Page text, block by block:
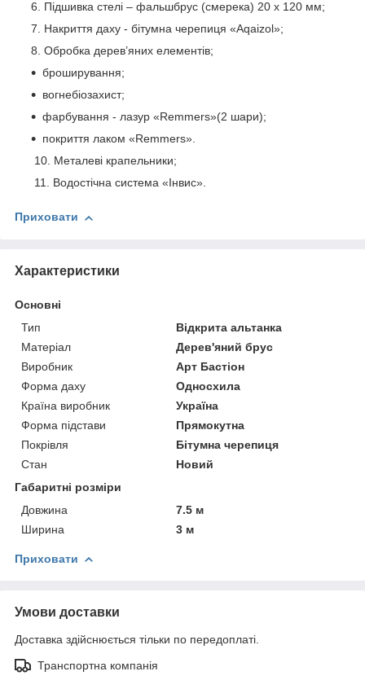
Підшивка стелі – фальшбрус (смерека) 20 х 120 мм;
Накриття даху - бітумна черепиця «Aqaizol»;
Обробка дерев’яних елементів;
броширування;
вогнебіозахист;
фарбування - лазур «Remmers»(2 шари);
покриття лаком «Remmers».
10. Металеві крапельники;
11. Водостічна система «Інвис».
Приховати
Характеристики
Основні
Тип
Відкрита альтанка
Матеріал
Дерев'яний брус
Виробник
Арт Бастіон
Форма даху
Односхила
Країна виробник
Україна
Форма підстави
Прямокутна
Покрівля
Бітумна черепиця
Стан
Новий
Габаритні розміри
Довжина
7.5 м
Ширина
3 м
Приховати
Умови доставки
Доставка здійснюється тільки по передоплаті.
Транспортна компанія